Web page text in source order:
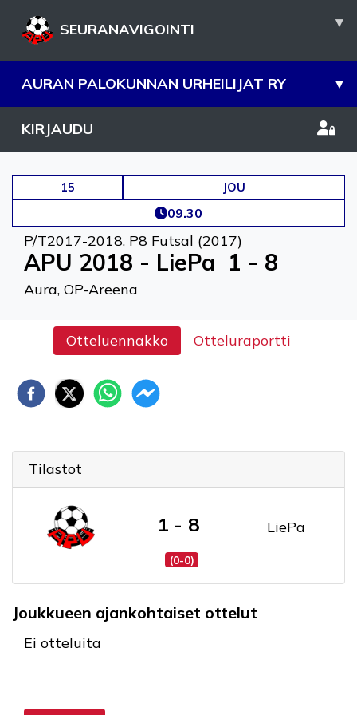
SEURANAVIGOINTI ▾
AURAN PALOKUNNAN URHEILIJAT RY ▾
KIRJAUDU
15 JOU
09.30
P/T2017-2018, P8 Futsal (2017)
APU 2018 - LiePa 1 - 8
Aura, OP-Areena
Otteluennakko Otteluraportti
Tilastot
1 - 8 LiePa
(0-0)
Joukkueen ajankohtaiset ottelut
Ei otteluita